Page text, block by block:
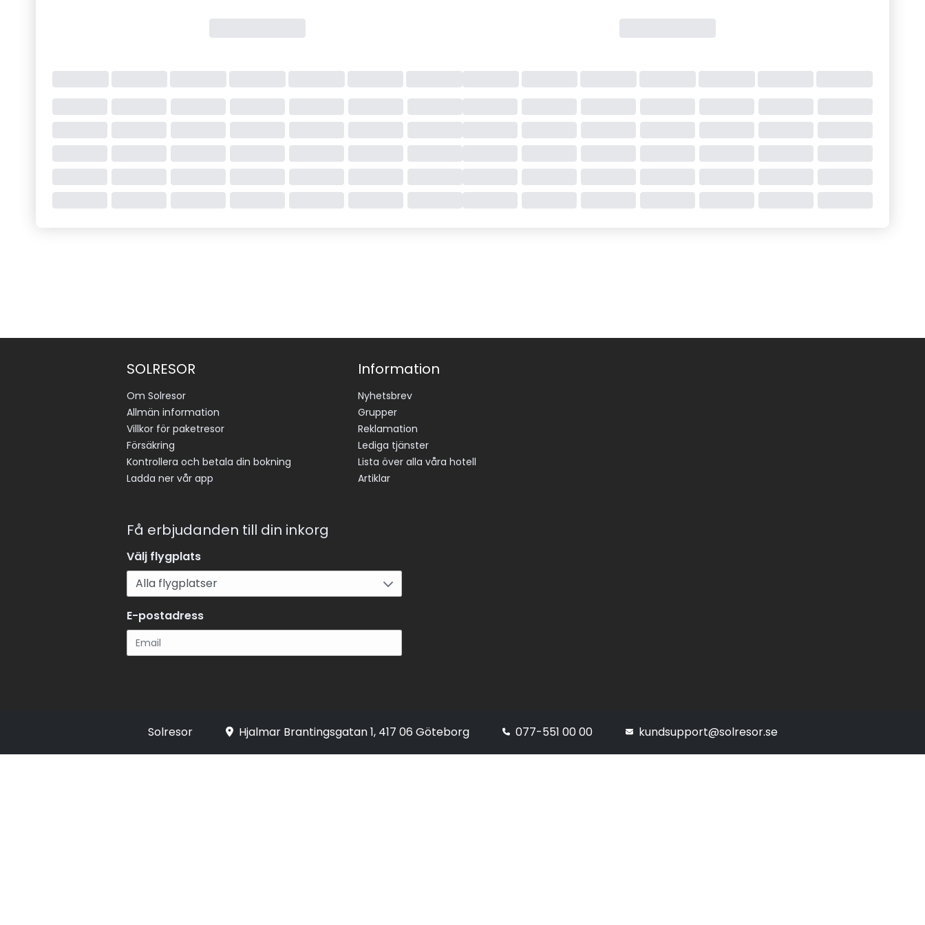
SOLRESOR
Om Solresor
Allmän information
Villkor för paketresor
Försäkring
Kontrollera och betala din bokning
Ladda ner vår app
Information
Nyhetsbrev
Grupper
Reklamation
Lediga tjänster
Lista över alla våra hotell
Artiklar
Få erbjudanden till din inkorg
Välj flygplats
E-postadress
Solresor Hjalmar Brantingsgatan 1, 417 06 Göteborg 077-551 00 00 kundsupport@solresor.se